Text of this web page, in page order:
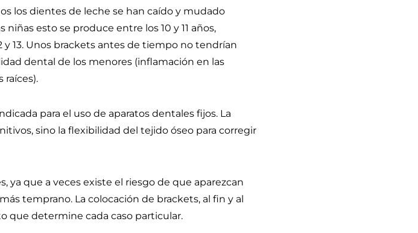
los dientes de leche se han caído y mudado
esto se produce entre los 10 y 11 años,
13. Unos brackets antes de tiempo no tendrían
dental de los menores (inflamación en las
raíces).
para el uso de aparatos dentales fijos. La
sino la flexibilidad del tejido óseo para corregir
ya que a veces existe el riesgo de que aparezcan
temprano. La colocación de brackets, al fin y al
que determine cada caso particular.